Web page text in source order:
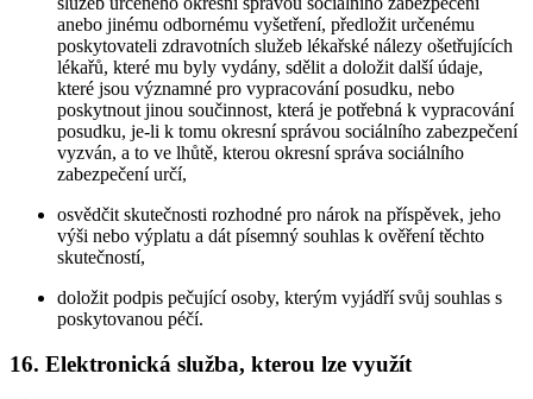
anebo jinému odbornému vyšetření, předložit určenému
poskytovateli zdravotních služeb lékařské nálezy ošetřujících
lékařů, které mu byly vydány, sdělit a doložit další údaje,
které jsou významné pro vypracování posudku, nebo
poskytnout jinou součinnost, která je potřebná k vypracování
posudku, je-li k tomu okresní správou sociálního zabezpečení
vyzván, a to ve lhůtě, kterou okresní správa sociálního
zabezpečení určí,
osvědčit skutečnosti rozhodné pro nárok na příspěvek, jeho
výši nebo výplatu a dát písemný souhlas k ověření těchto
skutečností,
doložit podpis pečující osoby, kterým vyjádří svůj souhlas s
poskytovanou péčí.
16. Elektronická služba, kterou lze využít